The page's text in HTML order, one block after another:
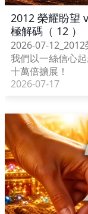
2012 榮耀盼望
極解碼（ 12 ）
2026-07-
我們以一絲信心
十萬倍擴展！
2026-07-17